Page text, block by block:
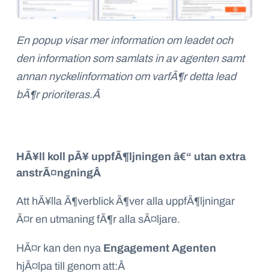
En popupvisar mer information om leadetoch
den information som samlats in av agenten samt
annan nyckelinformation om varfÃ¶r detta lead
bÃ¶r prioriteras.Â
HÃ¥ll koll pÃ¥ uppfÃ¶ljningen â€“ utan extra
anstrÃ¤ngningÂ
Att hÃ¥lla Ã¶verblick Ã¶ver alla uppfÃ¶ljningar
Ã¤r en utmaning fÃ¶r alla sÃ¤ljare.
HÃ¤r kan den nya Engagement Agenten
hjÃ¤lpa till genom att:Â